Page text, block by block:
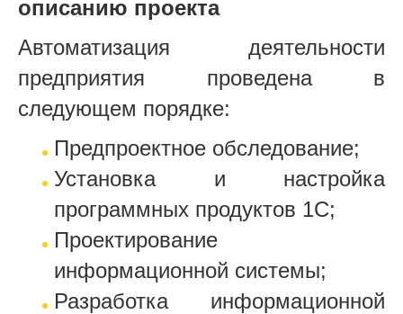
описанию проекта
Автоматизация деятельности
предприятия проведена в
следующем порядке:
Предпроектное обследование;
Установка и настройка
программных продуктов 1С;
Проектирование
информационной системы;
Разработка информационной